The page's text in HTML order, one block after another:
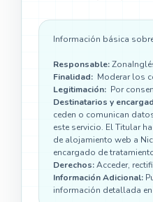
Información básica
Responsable:
Finalidad: Moderar los
Legitimación: Por
Destinatarios y
ceden o comunican
este servicio. El Titular
de alojamiento web a
encargado de
Derechos:Acceder,
Información Adicional:
información detallada